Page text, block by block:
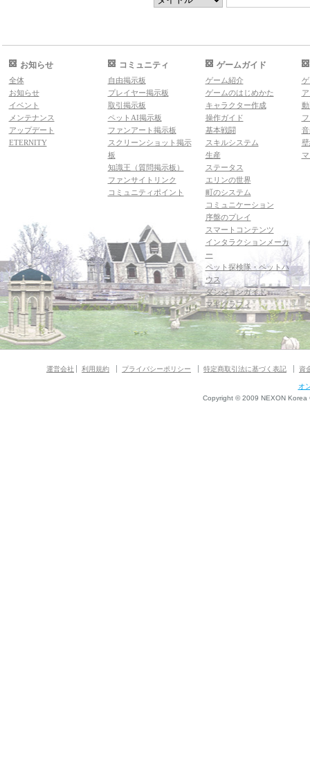
お知らせ
全体
お知らせ
イベント
メンテナンス
アップデート
ETERNITY
コミュニティ
自由掲示板
プレイヤー掲示板
取引掲示板
ペットAI掲示板
ファンアート掲示板
スクリーンショット掲示
板
知識王（質問掲示板）
ファンサイトリンク
コミュニティポイント
ゲームガイド
ゲーム紹介
ゲームのはじめかた
キャラクター作成
操作ガイド
基本戦闘
スキルシステム
生産
ステータス
エリンの世界
町のシステム
コミュニケーション
序盤のプレイ
スマートコンテンツ
インタラクションメーカ
ー
ペット探検隊・ペットハ
ウス
ダンジョンガイド
マギグラフィ
運営会社 利用規約 プライバシーポリシー 特定商取引法に基づく表記 資
オ
Copyright © 2009 NEXON Korea